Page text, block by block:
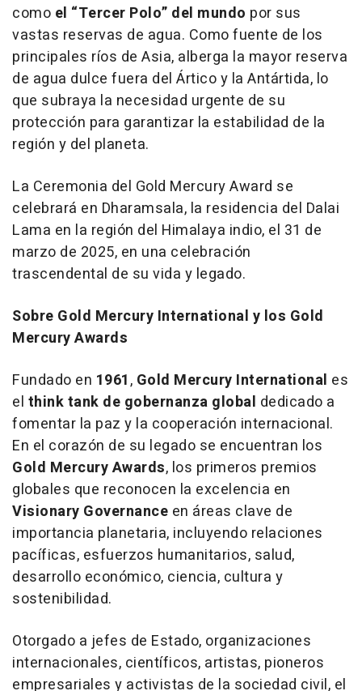
como el “Tercer Polo” del mundo por sus
vastas reservas de agua. Como fuente de los
principales ríos de Asia, alberga la mayor reserva
de agua dulce fuera del Ártico y la Antártida, lo
que subraya la necesidad urgente de su
protección para garantizar la estabilidad de la
región y del planeta.
La Ceremonia del Gold Mercury Award se
celebrará en Dharamsala, la residencia del Dalai
Lama en la región del Himalaya indio, el 31 de
marzo de 2025, en una celebración
trascendental de su vida y legado.
Sobre Gold Mercury International y los Gold
Mercury Awards
Fundado en 1961, Gold Mercury International es
el think tank de gobernanza global dedicado a
fomentar la paz y la cooperación internacional.
En el corazón de su legado se encuentran los
Gold Mercury Awards, los primeros premios
globales que reconocen la excelencia en
Visionary Governance en áreas clave de
importancia planetaria, incluyendo relaciones
pacíficas, esfuerzos humanitarios, salud,
desarrollo económico, ciencia, cultura y
sostenibilidad.
Otorgado a jefes de Estado, organizaciones
internacionales, científicos, artistas, pioneros
empresariales y activistas de la sociedad civil, el